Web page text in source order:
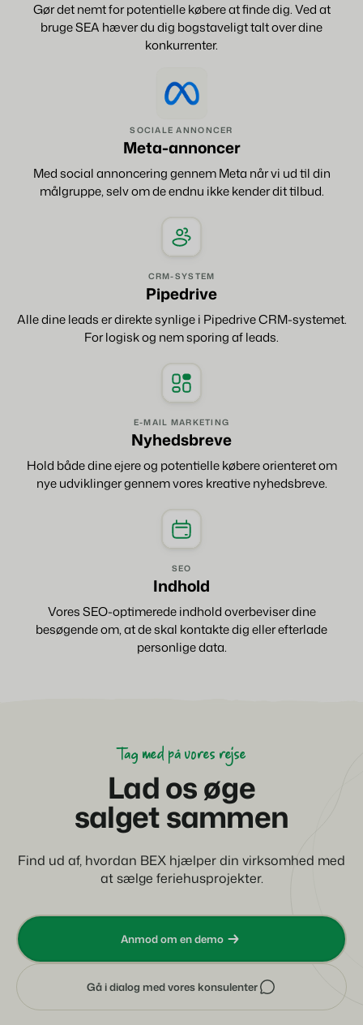
Gør det nemt for potentielle købere at finde dig. Ved at
bruge SEA hæver du dig bogstaveligt talt over dine
konkurrenter.
SOCIALE ANNONCER
Meta-annoncer
Med social annoncering gennem Meta når vi ud til din
målgruppe, selv om de endnu ikke kender dit tilbud.
CRM-SYSTEM
Pipedrive
Alle dine leads er direkte synlige i Pipedrive CRM-systemet.
For logisk og nem sporing af leads.
E-MAIL MARKETING
Nyhedsbreve
Hold både dine ejere og potentielle købere orienteret om
nye udviklinger gennem vores kreative nyhedsbreve.
SEO
Indhold
Vores SEO-optimerede indhold overbeviser dine
besøgende om, at de skal kontakte dig eller efterlade
personlige data.
Tag med på vores rejse
Lad os øge
salget sammen
Find ud af, hvordan BEX hjælper din virksomhed med
at sælge feriehusprojekter.
Gå i dialog med vores konsulenter
Anmod om en demo